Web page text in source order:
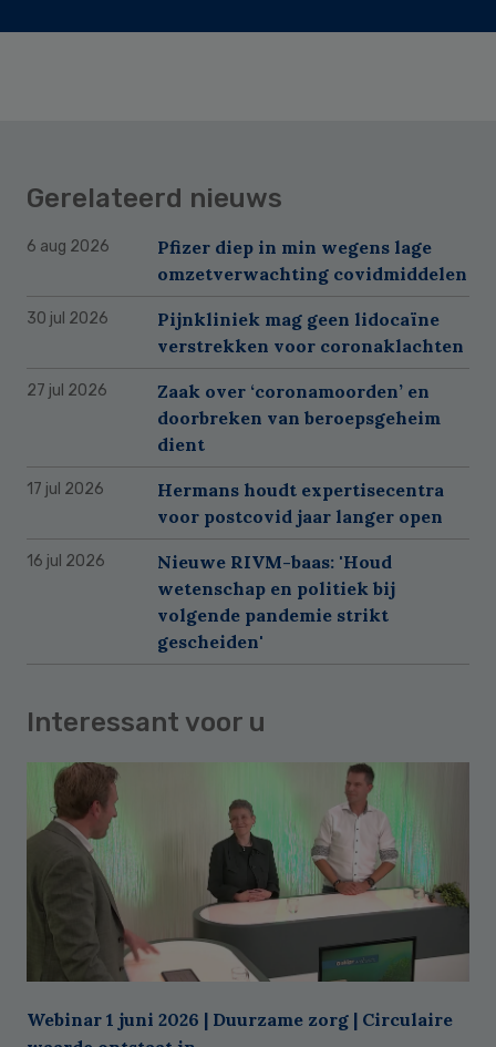
Gerelateerd nieuws
6 aug 2026
Pfizer diep in min wegens lage
omzetverwachting covidmiddelen
30 jul 2026
Pijnkliniek mag geen lidocaïne
verstrekken voor coronaklachten
27 jul 2026
Zaak over ‘coronamoorden’ en
doorbreken van beroepsgeheim
dient
17 jul 2026
Hermans houdt expertisecentra
voor postcovid jaar langer open
16 jul 2026
Nieuwe RIVM-baas: 'Houd
wetenschap en politiek bij
volgende pandemie strikt
gescheiden'
Interessant voor u
Webinar 1 juni 2026 | Duurzame zorg | Circulaire